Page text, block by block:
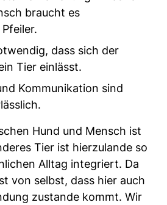
braucht es
dass sich der
Tier einlässt.
Kommunikation sind
Hund und Mensch ist
Tier ist hierzulande so
Alltag integriert. Da
von selbst, dass hier auch
zustande kommt. Wir